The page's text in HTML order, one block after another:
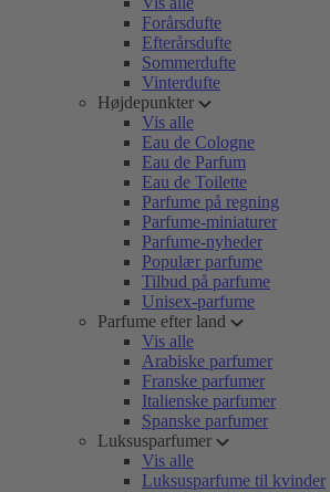
Forårsdufte
Efterårsdufte
Sommerdufte
Vinterdufte
Højdepunkter
Vis alle
Eau de Cologne
Eau de Parfum
Eau de Toilette
Parfume på regning
Parfume-miniaturer
Parfume-nyheder
Populær parfume
Tilbud på parfume
Unisex-parfume
Parfume efter land
Vis alle
Arabiske parfumer
Franske parfumer
Italienske parfumer
Spanske parfumer
Luksusparfumer
Vis alle
Luksusparfume til kvinder